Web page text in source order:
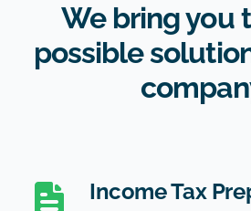
Igiene e prevenzione
We bring you
possible
Income Tax